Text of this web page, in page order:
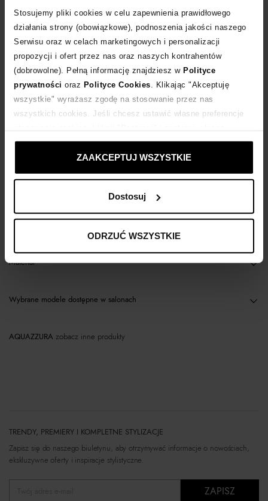
Stosujemy pliki cookies w celu zapewnienia prawidłowego
działania strony (obowiązkowe), podnoszenia jakości naszego
Serwisu oraz w celach marketingowych i personalizacji
propozycji i ofert przez nas oraz naszych kontrahentów
(dobrowolne). Pełną informację znajdziesz w Polityce
prywatności oraz Polityce Cookies . Klikając "Akceptuję
wszystkie" wyrażasz zgodę na stosowanie przez nas
wszystkich cookies. Jeśli chcesz ustawić własne preferencje
ustawienia prywatności.
ZAAKCEPTUJ WSZYSTKIE
Dostosuj
ODRZUĆ WSZYSTKIE
DODAJ DO KOSZYKA
Dostawa od 0 zł
14 dni na zwrot towaru
Materiał
Wybrane modele dostępne w salonach
AQUAZZURA zobacz inne produkty
TRENDY, PREMIERY I KOMPLETNE STYLIZACJE
Zapisz się do naszego biuletynu, aby otrzymywać informacje o nowościach,
ekskluzywne oferty i inspiracje stylistyczne.
ZAPISZ